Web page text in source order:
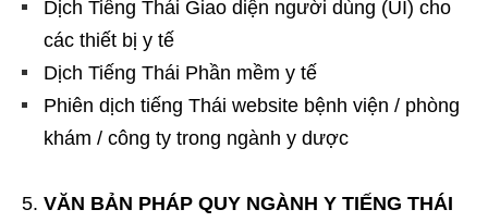
Dịch Tiếng Thái Giao diện người dùng (UI) cho
các thiết bị y tế
Dịch Tiếng Thái Phần mềm y tế
Phiên dịch tiếng Thái website bệnh viện / phòng
khám / công ty trong ngành y dược
VĂN BẢN PHÁP QUY NGÀNH Y TIẾNG THÁI